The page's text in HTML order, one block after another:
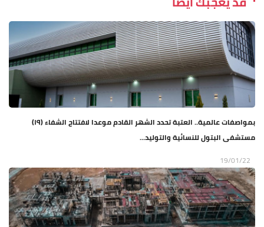
بمواصفات عالمية.. العتبة تحدد الشهر القادم موعدا لافتتاح الشفاء (١٩)
مستشفى البتول للنسائية والتوليد...
19/01/22